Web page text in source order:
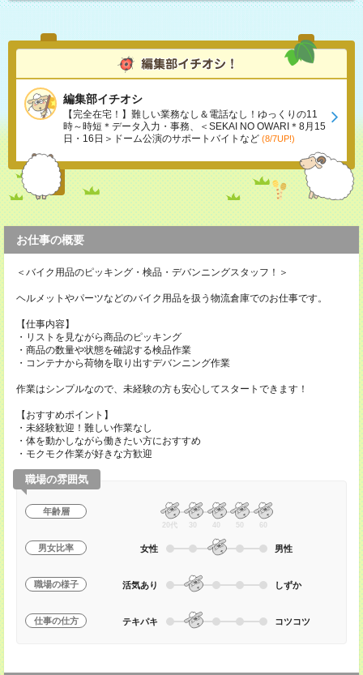
編集部イチオシ
【完全在宅！】難しい業務なし＆電話なし！ゆっくりの11
時～時短＊データ入力・事務、＜SEKAI NO OWARI＊8月15
日・16日＞ドーム公演のサポートバイトなど (8/7UP!)
お仕事の概要
＜バイク用品のピッキング・検品・デバンニングスタッフ！＞
ヘルメットやパーツなどのバイク用品を扱う物流倉庫でのお仕事です。
【仕事内容】
・リストを見ながら商品のピッキング
・商品の数量や状態を確認する検品作業
・コンテナから荷物を取り出すデバンニング作業
作業はシンプルなので、未経験の方も安心してスタートできます！
【おすすめポイント】
・未経験歓迎！難しい作業なし
・体を動かしながら働きたい方におすすめ
・モクモク作業が好きな方歓迎
職場の雰囲気
年齢層
20代 30 40 50 60
男女比率 女性 男性
職場の様子 活気あり しずか
仕事の仕方 テキパキ コツコツ